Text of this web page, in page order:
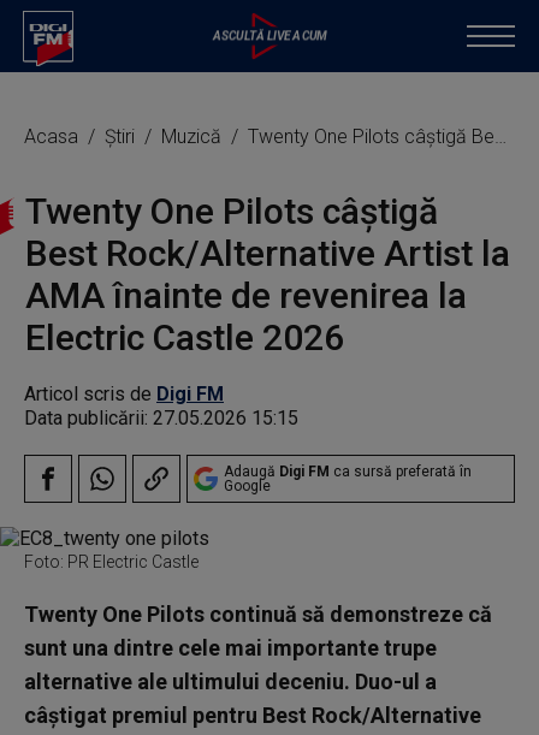
Acasa Știri Muzică Twenty One Pilots câștigă Best Rock/Alternative Artist la AMA înainte de revenirea la Electric Castle 2026
Twenty One Pilots câștigă
Best Rock/Alternative Artist la
AMA înainte de revenirea la
Electric Castle 2026
Articol scris de Digi FM
Data publicării: 27.05.2026 15:15
Adaugă Digi FM ca sursă preferată în
Google
Foto: PR Electric Castle
Twenty One Pilots continuă să demonstreze că
sunt una dintre cele mai importante trupe
alternative ale ultimului deceniu. Duo-ul a
câștigat premiul pentru Best Rock/Alternative